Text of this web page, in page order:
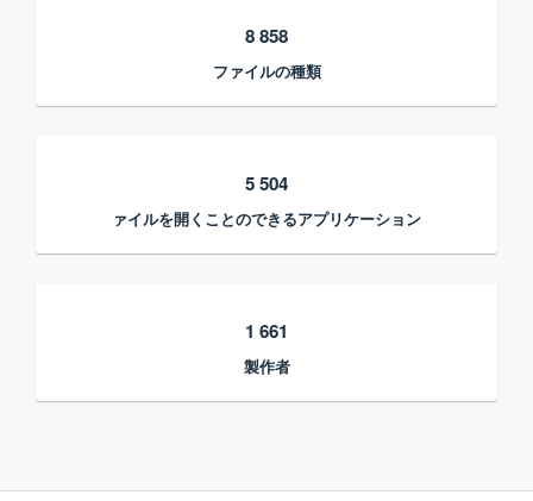
8 858
ファイルの種類
5 504
ァイルを開くことのできるアプリケーション
1 661
製作者